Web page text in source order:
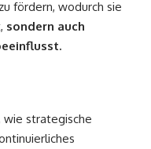
fördern, wodurch sie
sondern auch
wie strategische